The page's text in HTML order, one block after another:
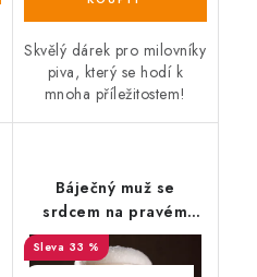
Skvělý dárek pro milovníky
piva, který se hodí k
mnoha příležitostem!
Báječný muž se
srdcem na pravém
místě - Pivní půllitr
33 %